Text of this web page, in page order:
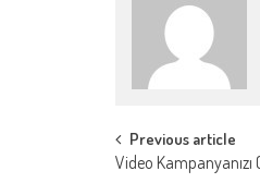
Post
Previous article
Video